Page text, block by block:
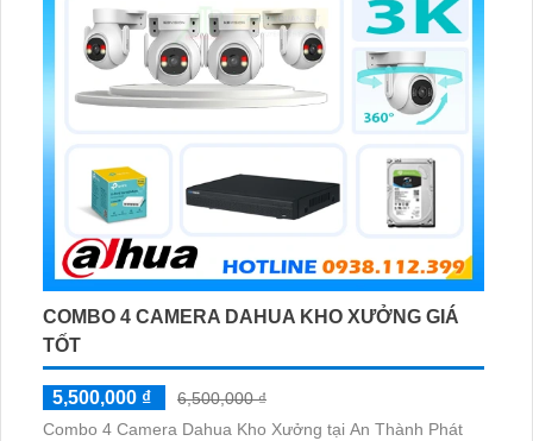
COMBO 4 CAMERA DAHUA KHO XƯỞNG GIÁ
TỐT
5,500,000 ₫
6,500,000 ₫
Combo 4 Camera Dahua Kho Xưởng tại An Thành Phát